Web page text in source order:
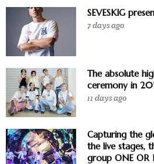
SEVESKIG
7 days ago
The absolute
ceremony in
11 days ago
Capturing the
the live stages,
group ONE OR